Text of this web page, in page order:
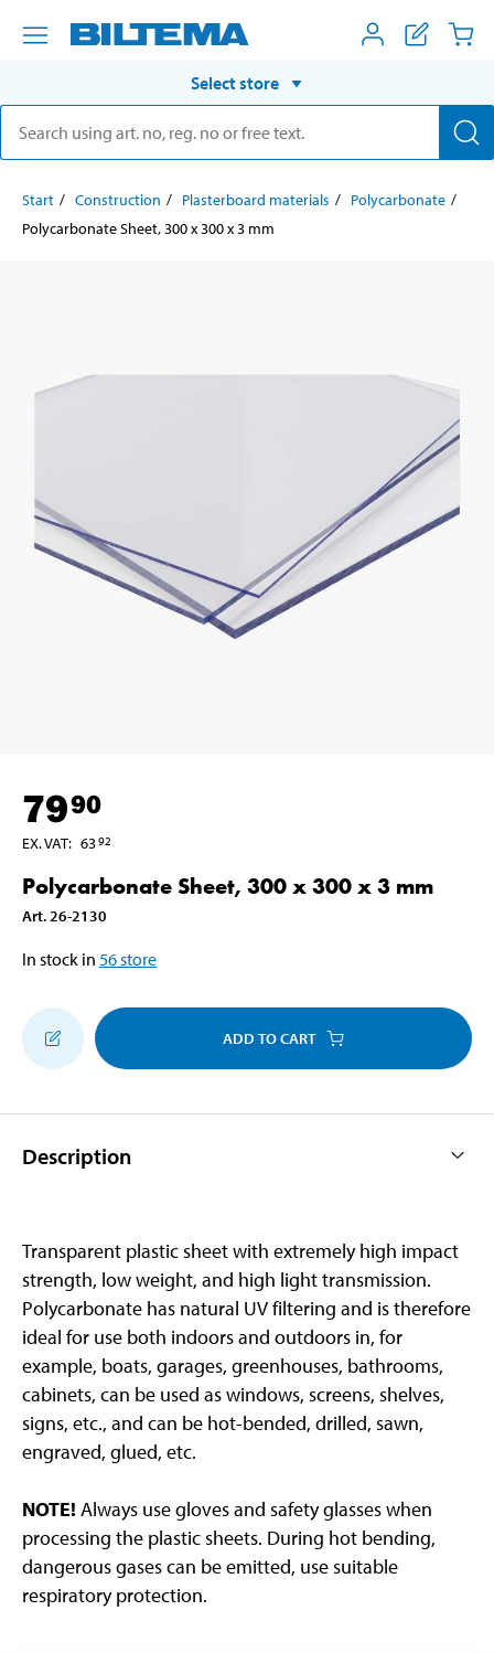
Select store
Start Construction Plasterboard materials
Polycarbonate
Polycarbonate Sheet, 300 x 300 x 3 mm
7990
EX. VAT: 6392
Polycarbonate Sheet, 300 x 300 x 3 mm
Art. 26-2130
In stock in 56store
ADD TO CART
Description
Transparent plastic sheet with extremely high impact
strength, low weight, and high light transmission.
Polycarbonate has natural UV filtering and is therefore
ideal for use both indoors and outdoors in, for
example, boats, garages, greenhouses, bathrooms,
cabinets, can be used as windows, screens, shelves,
signs, etc., and can be hot-bended, drilled, sawn,
engraved, glued, etc.
NOTE! Always use gloves and safety glasses when
processing the plastic sheets. During hot bending,
dangerous gases can be emitted, use suitable
respiratory protection.